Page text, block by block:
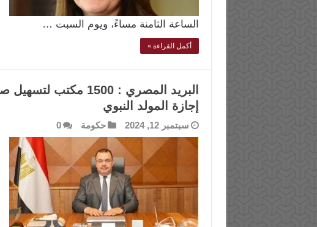
الساعة الثامنة مساءً، ويوم السبت …
أكمل القراءة »
البريد المصري :
إجازة المولد النبوي
سبتمبر 12, 2024 حكومة 0